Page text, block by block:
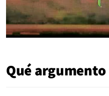
Qué argumento